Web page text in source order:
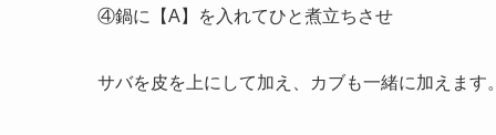
④鍋に【A】を入れてひと煮立ちさせ
サバを皮を上にして加え、カブも一緒に加えます